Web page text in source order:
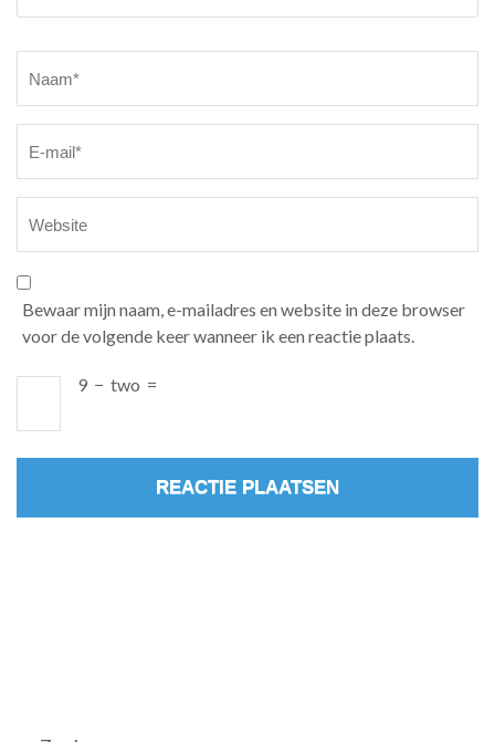
Bewaar mijn naam, e-mailadres en website in deze browser
voor de volgende keer wanneer ik een reactie plaats.
9 − two =